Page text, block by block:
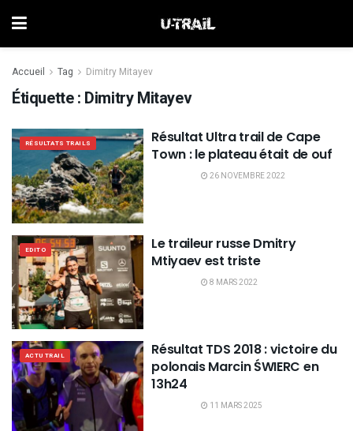
Accueil Tag Dimitry Mitayev
Étiquette : Dimitry Mitayev
RÉSULTATS TRAILS
Résultat Ultra trail de Cape
Town : le plateau était de ouf
26 NOVEMBRE 2022
EDITO
Le traileur russe Dmitry
Mtiyaev est triste
8 MARS 2022
ACTU TRAIL
Résultat TDS 2018 : victoire du
polonais Marcin ŚWIERC en
13h24
11 MARS 2025